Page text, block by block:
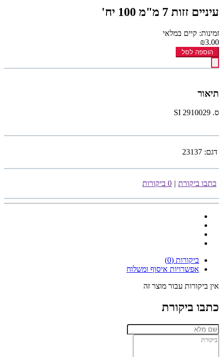
עיניים זזות 7 מ"מ 100 יח'
זמינות: קיים במלאי
₪3.00
הוספה לסל
תיאור
ס. 2910029 SI
דגם: 23137
כתבו ביקורת | 0 ביקורות
ביקורות (0)
אפשרויות איסוף ומשלוח
אין ביקורות עבור מוצר זה
כתבו ביקורת